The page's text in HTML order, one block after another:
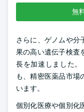
無
さらに、ゲノムや分
果の高い遺伝子検査
長を加速しました
も、精密医薬品市場
います。
個別化医療や個別化